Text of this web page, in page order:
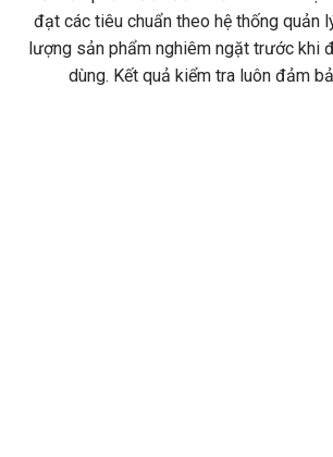
đạt các tiêu chuẩn theo hệ thống quản
lượng sản phẩm nghiêm ngặt trước khi
dùng. Kết quả kiểm tra luôn đảm